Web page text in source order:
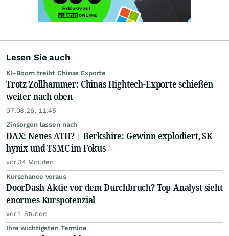
Lesen Sie auch
KI-Boom treibt Chinas Exporte
Trotz Zollhammer: Chinas Hightech-Exporte schießen
weiter nach oben
07.08.26, 11:45
Zinsorgen lassen nach
DAX: Neues ATH? | Berkshire: Gewinn explodiert, SK
hynix und TSMC im Fokus
vor 34 Minuten
Kurschance voraus
DoorDash-Aktie vor dem Durchbruch? Top-Analyst sieht
enormes Kurspotenzial
vor 1 Stunde
Ihre wichtigsten Termine